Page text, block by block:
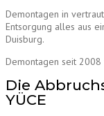
Demontagen in
Entsorgung alles aus
Duisburg.
Demontagen seit
Die
YÜCE